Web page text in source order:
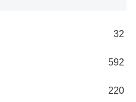
32
592
220